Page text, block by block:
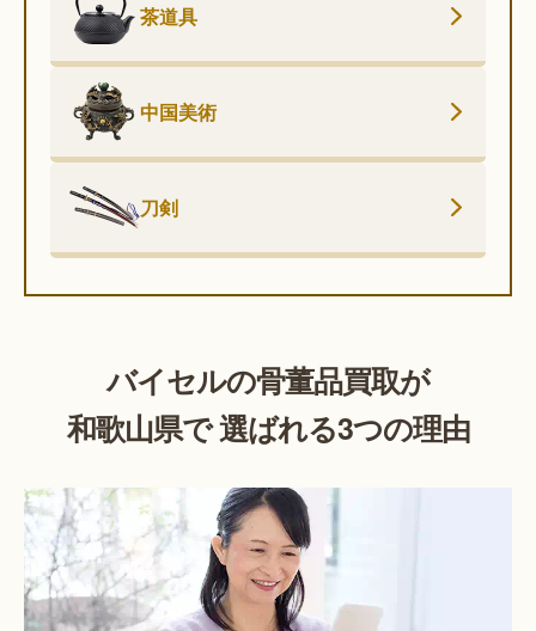
茶道具
中国美術
刀剣
バイセルの骨董品買取が
和歌山県で 選ばれる3つの理由